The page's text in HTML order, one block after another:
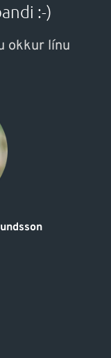
:-)
okkur línu